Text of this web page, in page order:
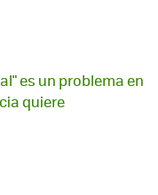
es un problema en
quiere